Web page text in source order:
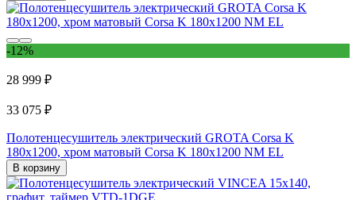
-12%
28 999 ₽
33 075 ₽
Полотенцесушитель электрический GROTA Corsa K
180x1200, хром матовый Corsa K 180х1200 NM EL
В корзину